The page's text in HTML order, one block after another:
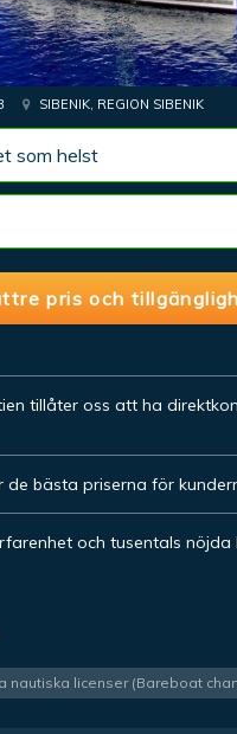
SIBENIK, REGION SIBENIK
tillåter oss att ha
bästa priserna för
och tusentals nöjda
nautiska licenser (Bareboat